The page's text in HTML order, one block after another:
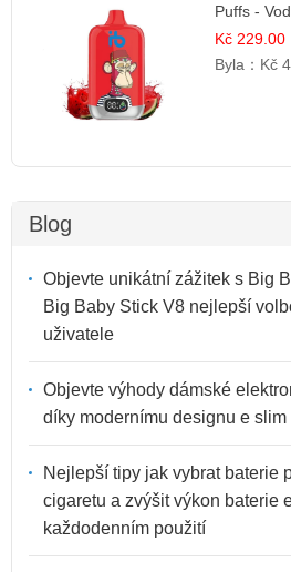
Puffs -
Letní
Kč 229.00
Byla： Kč
Blog
Objevte unikátní zážitek s Big
Big Baby Stick V8 nejlepší
uživatele
Objevte výhody dámské
díky modernímu designu e slim
Nejlepší tipy jak vybrat baterie
cigaretu a zvýšit výkon baterie
každodenním použití